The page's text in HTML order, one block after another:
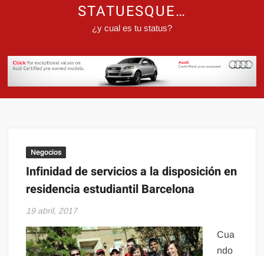
STATUESQUE…
¿y cual es tu status?
Negocios
Infinidad de servicios a la disposición en
residencia estudiantil Barcelona
19 abril, 2017
Cua
ndo